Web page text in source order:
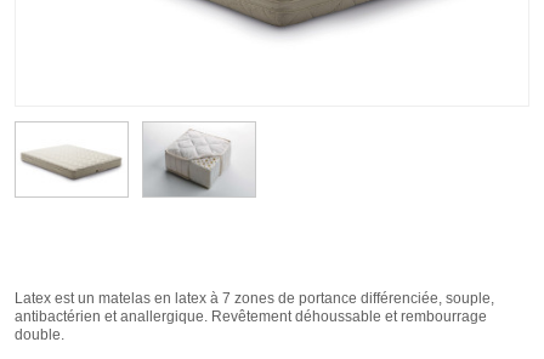
Latex est un matelas en latex à 7 zones de portance différenciée, souple,
antibactérien et anallergique. Revêtement déhoussable et rembourrage
double.